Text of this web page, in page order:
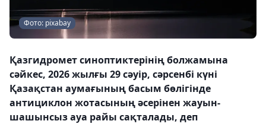
Фото: pixabay
Қазгидромет синоптиктерінің болжамына
сәйкес, 2026 жылғы 29 сәуір, сәрсенбі күні
Қазақстан аумағының басым бөлігінде
антициклон жотасының әсерінен жауын-
шашынсыз ауа райы сақталады, деп